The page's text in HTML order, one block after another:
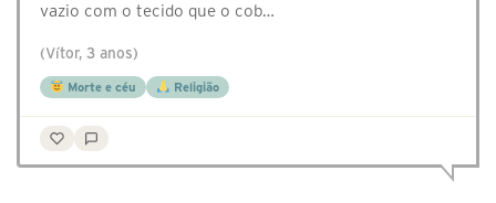
vazio com o tecido que o cob…
(Vítor, 3 anos)
Morte e céu Religião